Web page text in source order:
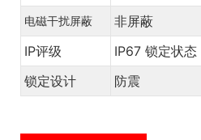
电磁干扰屏蔽
非屏蔽
IP评级
IP67 锁定状态
锁定设计
防震